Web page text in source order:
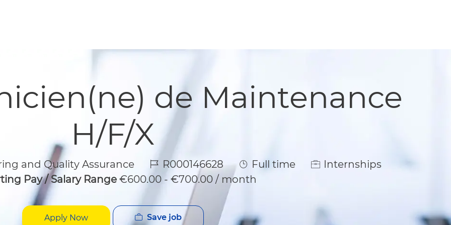
de Maintenance
H/F/X
and Quality Assurance Job Id
R000146628 Job Type
Full time
Internships
Pay / Salary Range €600.00 - €700.00 / month
Apply Now Save job